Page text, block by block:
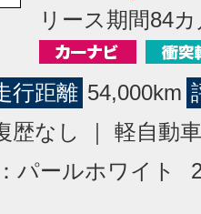
リース期間84
行距離 54,000km
歴なし ｜ 軽自動車
パールホワイト